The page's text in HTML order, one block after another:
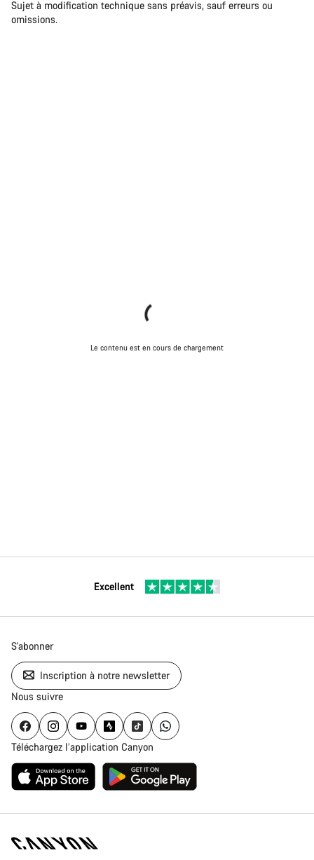
Sujet à modification technique sans préavis, sauf erreurs ou
omissions.
Le contenu est en cours de chargement
Excellent
S'abonner
Inscription à notre newsletter
Nous suivre
Téléchargez l’application Canyon